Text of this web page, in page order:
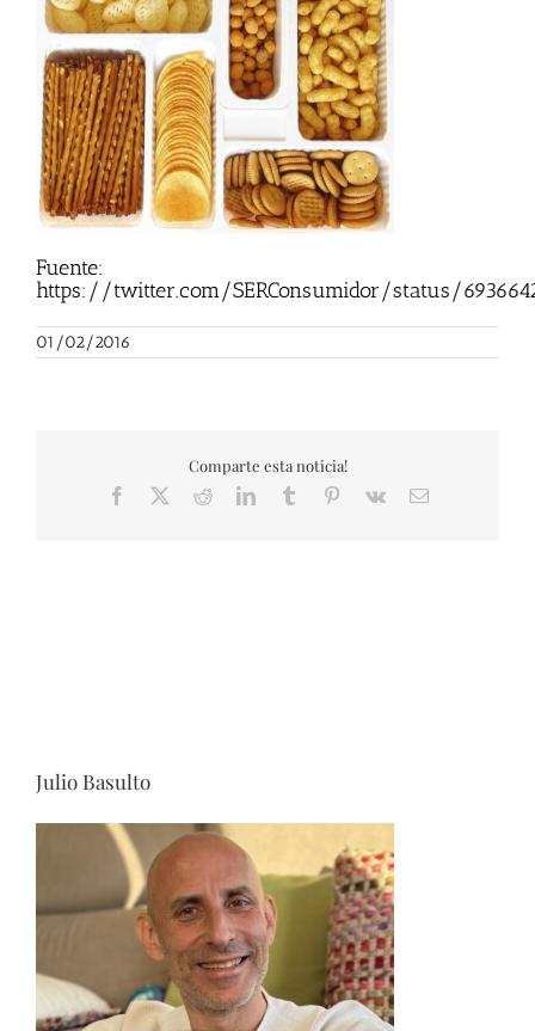
Fuente:
https://twitter.com/SERConsumidor/status/
01/02/2016
Comparte esta noticia!
Facebook RedditLinkedInTumblr Pinterest
Vk
Correo
Julio Basulto